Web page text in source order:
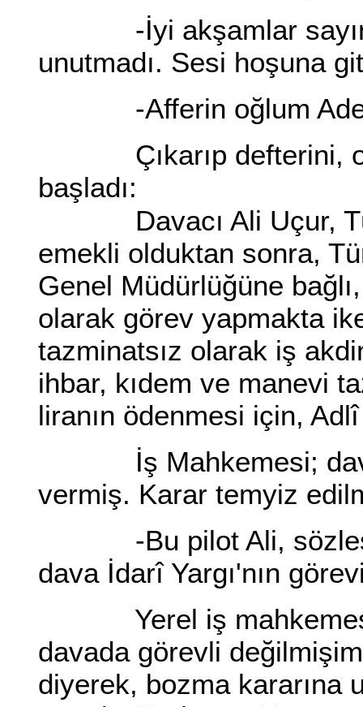
-İyi akşamlar sayın
unutmadı. Sesi hoşuna
-Afferin oğlum
Çıkarıp defterini,
başladı:
Davacı Ali Uçur,
emekli olduktan sonra,
Genel Müdürlüğüne
olarak görev yapmakta
tazminatsız olarak iş
ihbar, kıdem ve manevi
liranın ödenmesi için,
İş Mahkemesi;
vermiş. Karar temyiz
-Bu pilot Ali,
dava İdarî Yargı'nın
Yerel iş mahkemesi
davada görevli
diyerek, bozma kararına